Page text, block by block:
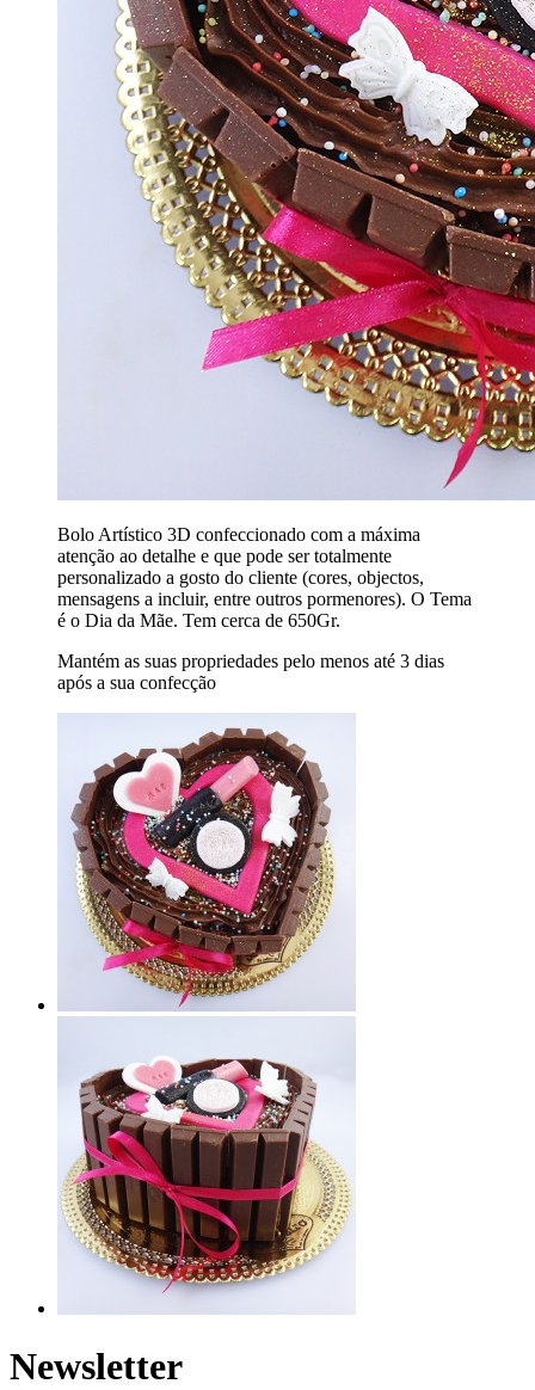
Bolo Artístico 3D confeccionado com a máxima
atenção ao detalhe e que pode ser totalmente
personalizado a gosto do cliente (cores, objectos,
mensagens a incluir, entre outros pormenores). O Tema
é o Dia da Mãe. Tem cerca de 650Gr.
Mantém as suas propriedades pelo menos até 3 dias
após a sua confecção
Newsletter